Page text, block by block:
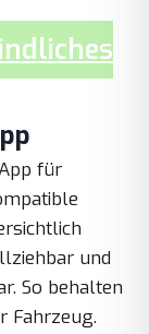
für
und
So behalten
Fahrzeug.